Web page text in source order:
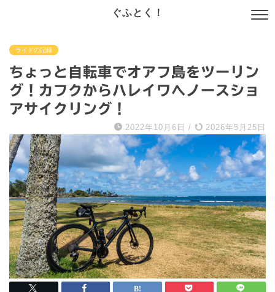
ぐふとく！
ライドの記録
ちょっと自転車でオアフ島をツーリン
グ！カフクからハレイワへノースショ
アサイクリング！
2022年10月6日 / 2026年5月25日